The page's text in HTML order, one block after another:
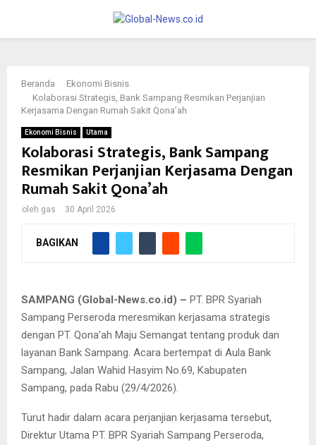
PRIMARY
MENU
Beranda
Ekonomi Bisnis
Kolaborasi Strategis, Bank Sampang Resmikan Perjanjian
Kerjasama Dengan Rumah Sakit Qona’ah
Ekonomi Bisnis Utama
Kolaborasi Strategis, Bank Sampang
Resmikan Perjanjian Kerjasama Dengan
Rumah Sakit Qona’ah
oleh gas 30 April 2026
BAGIKAN
SAMPANG (Global-News.co.id) – PT. BPR Syariah
Sampang Perseroda meresmikan kerjasama strategis
dengan PT. Qona’ah Maju Semangat tentang produk dan
layanan Bank Sampang. Acara bertempat di Aula Bank
Sampang, Jalan Wahid Hasyim No.69, Kabupaten
Sampang, pada Rabu (29/4/2026).
Turut hadir dalam acara perjanjian kerjasama tersebut,
Direktur Utama PT. BPR Syariah Sampang Perseroda,